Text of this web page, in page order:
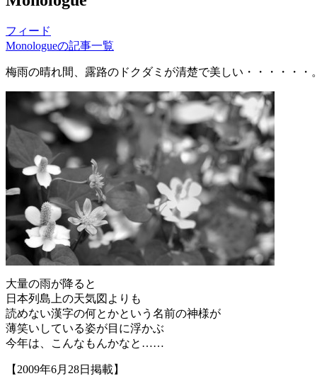
フィード
Monologueの記事一覧
梅雨の晴れ間、露路のドクダミが清楚で美しい・・・・・・
大量の雨が降ると
日本列島上の天気図よりも
読めない漢字の何とかという名前の神様が
薄笑いしている姿が目に浮かぶ
今年は、こんなもんかなと……
【2009年6月28日掲載】